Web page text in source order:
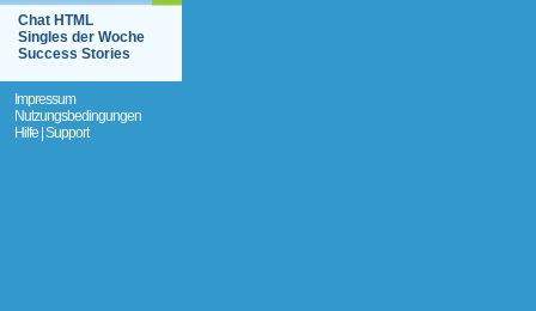
Chat HTML
Singles der Woche
Success Stories
Impressum
Nutzungsbedingungen
Hilfe | Support